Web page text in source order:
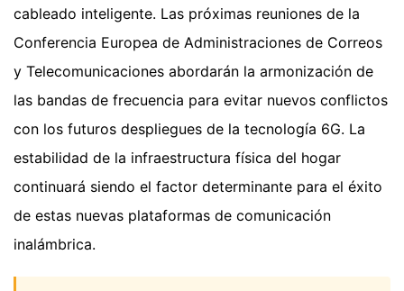
cableado inteligente. Las próximas reuniones de la
Conferencia Europea de Administraciones de Correos
y Telecomunicaciones abordarán la armonización de
las bandas de frecuencia para evitar nuevos conflictos
con los futuros despliegues de la tecnología 6G. La
estabilidad de la infraestructura física del hogar
continuará siendo el factor determinante para el éxito
de estas nuevas plataformas de comunicación
inalámbrica.